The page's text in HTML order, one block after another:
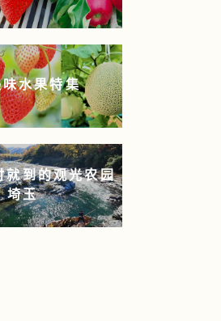
水果特集
就到的观光农园
埼玉